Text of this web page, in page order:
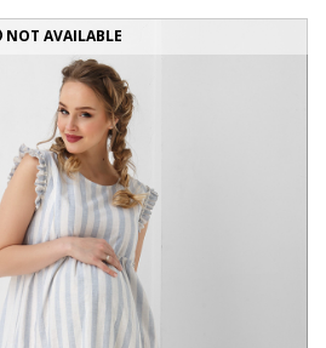
NOT AVAILABLE